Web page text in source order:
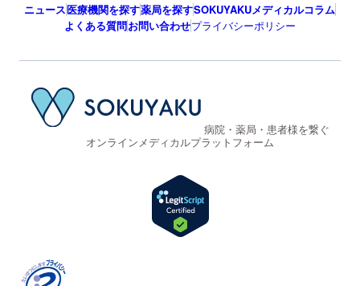
ニュース医療機関を探す薬局を探すSOKUYAKUメディカルコラム
よくある質問お問い合わせプライバシーポリシー
病院・薬局・患者様を繋ぐ
オンラインメディカルプラットフォーム